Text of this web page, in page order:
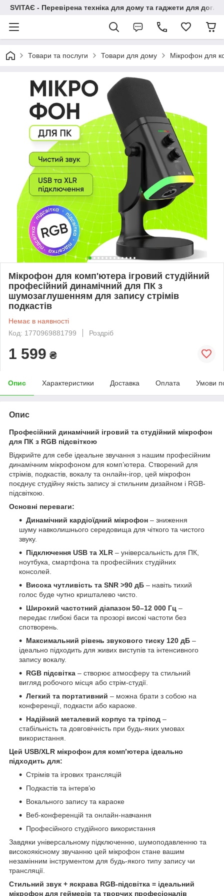
SVITAЄ - Перевірена техніка для дому та гаджети для
Товари та послуги Товари для дому Мікрофон для
Мікрофон для комп'ютера ігровий студійний
професійний динамічний для ПК з
шумозаглушенням для запису стрімів
подкастів
Немає в наявності
Код: 1770969881799
Роздріб
1 599 ₴
Опис Характеристики Доставка Оплата Умови
Опис
Професійний динамічний ігровий та студійний мікрофон
для ПК з RGB підсвіткою
Відкрийте для себе ідеальне звучання з нашим професійним
динамічним мікрофоном для комп’ютера. Створений для
стрімів, подкастів, вокалу та онлайн-ігор, цей мікрофон
поєднує студійну якість запису зі стильним дизайном і RGB-
підсвіткою.
Основні переваги:
Динамічний кардіоїдний мікрофон – зниження
шуму навколишнього середовища для чіткого та чистого
звуку.
Підключення USB та XLR – універсальність для ПК,
ноутбука, смартфона та професійних студійних
консолей.
Висока чутливість та SNR >90 дБ – навіть тихий
голос буде чутно кришталево чисто.
Широкий частотний діапазон 50–12 000 Гц –
передає глибокі баси та прозорі високі частоти без
спотворень.
Максимальний рівень звукового тиску 120 дБ –
ідеально підходить для живих виступів та інтенсивного
запису вокалу.
RGB підсвітка – створює атмосферу та стильний
вигляд робочого місця або стрім-студії.
Легкий та портативний – можна брати з собою на
конференції, подкасти або караоке.
Надійний металевий корпус та тріпод –
стабільність та довговічність при будь-яких умовах
використання.
Цей USB/XLR мікрофон для комп’ютера ідеально
підходить для:
Стрімів та ігрових трансляцій
Подкастів та інтерв’ю
Вокального запису та караоке
Веб-конференцій та онлайн-навчання
Професійного студійного використання
Завдяки універсальному підключенню, шумоподавленню та
високоякісному звучанню цей мікрофон стане вашим
незамінним інструментом для будь-якого типу запису чи
трансляції.
Стильний звук + яскрава RGB-підсвітка = ідеальний
мікрофон для геймерів та творчих професіоналів